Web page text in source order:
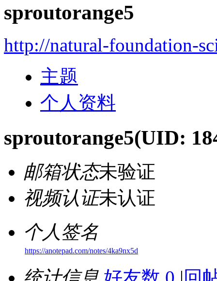
sproutorange5
http://natural-foundation-
主题
个人资料
sproutorange5(UID:
邮箱状态未验证
视频认证未认证
个人签名
https://anotepad.com/notes/4ka9nx5d